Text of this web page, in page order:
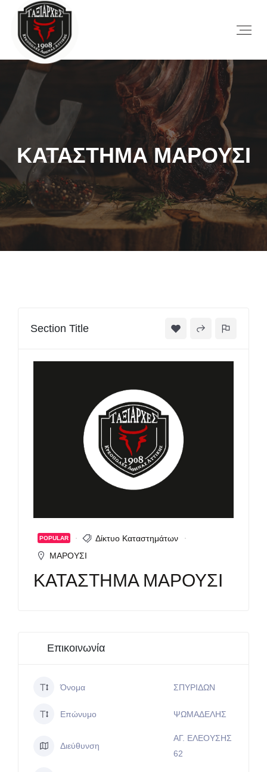
ΚΑΤΑΣΤΗΜΑ ΜΑΡΟΥΣΙ
Section Title
POPULAR
Δίκτυο Καταστημάτων
ΜΑΡΟΥΣΙ
ΚΑΤΑΣΤΗΜΑ ΜΑΡΟΥΣΙ
Επικοινωνία
Όνομα ΣΠΥΡΙΔΩΝ
Επώνυμο ΨΩΜΑΔΕΛΗΣ
Διεύθυνση
ΑΓ. ΕΛΕΟΥΣΗΣ
62